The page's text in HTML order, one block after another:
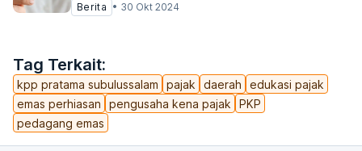
Tag Terkait:
kpp pratama subulussalam pajak daerah
edukasi pajak
emas perhiasan
pengusaha kena pajak
PKP
pedagang emas
Berita • 30 Okt 2024